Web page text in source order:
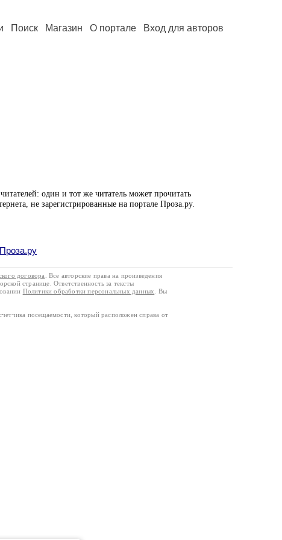
Поиск Магазин О портале Вход для авторов
один и тот же читатель может прочитать
не зарегистрированные на портале Проза.ру.
Проза.ру
договора
. Все авторские права на произведения
странице. Ответственность за тексты
Политики обработки персональных данных
. Вы
посещаемости, который расположен справа от